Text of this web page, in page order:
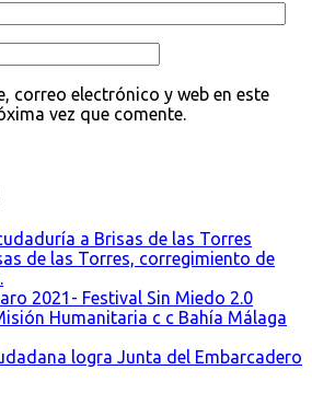
correo electrónico y web en este
vez que comente.
a Brisas de las Torres
de las Torres, corregimiento de
2021- Festival Sin Miedo 2.0
Humanitaria c c Bahía Málaga
logra Junta del Embarcadero